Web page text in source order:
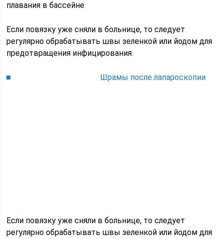
плавания в бассейне
Если повязку уже сняли в больнице, то следует
регулярно обрабатывать швы зеленкой или йодом для
предотвращения инфицирования.
Шрамы после лапароскопии
Если повязку уже сняли в больнице, то следует
регулярно обрабатывать швы зеленкой или йодом для